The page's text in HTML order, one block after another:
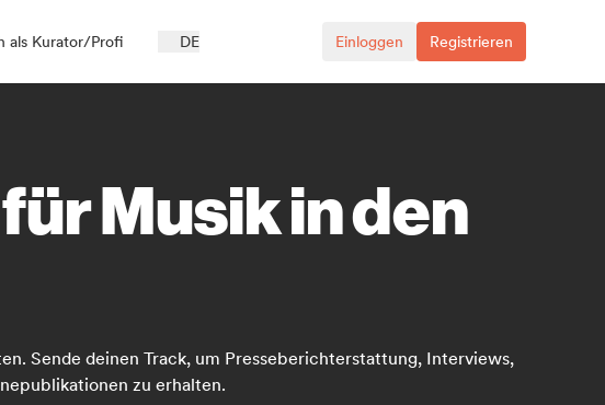
als Kurator/Profi DE Einloggen Registrieren
Musik in den
Sende deinen Track, um Presseberichterstattung, Interviews,
zu erhalten.